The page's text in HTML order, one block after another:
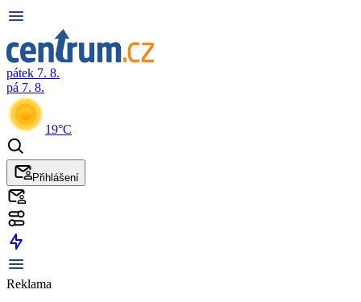
pátek 7. 8.
pá 7. 8.
19°C
Přihlášení
Reklama